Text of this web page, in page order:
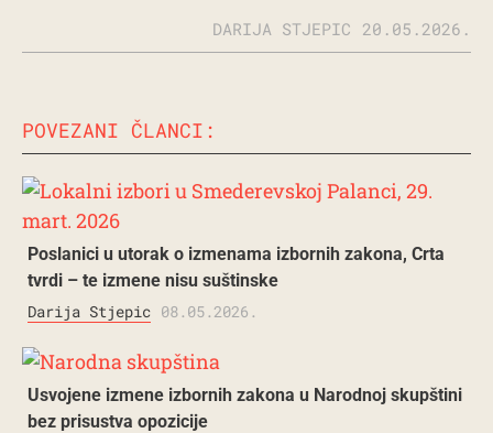
DARIJA STJEPIC 20.05.2026.
POVEZANI ČLANCI:
Poslanici u utorak o izmenama izbornih zakona, Crta
tvrdi – te izmene nisu suštinske
Darija Stjepic 08.05.2026.
Usvojene izmene izbornih zakona u Narodnoj skupštini
bez prisustva opozicije